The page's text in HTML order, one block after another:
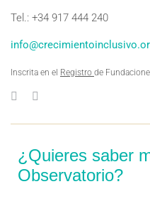
Tel.: +34 917 444 240
Inscrita en el Registro de
¿Quieres saber
Observatorio?